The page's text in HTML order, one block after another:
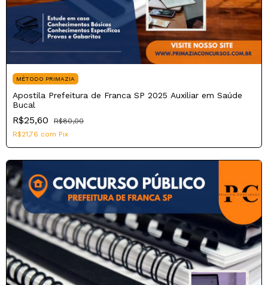
MÉTODO PRIMAZIA
Apostila Prefeitura de Franca SP 2025 Auxiliar em Saúde
Bucal
R$25,60
R$80,00
R$21,76 com Pix